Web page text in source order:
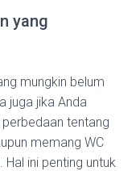
yang
mungkin belum
juga jika Anda
tentang
memang WC
ini penting untuk